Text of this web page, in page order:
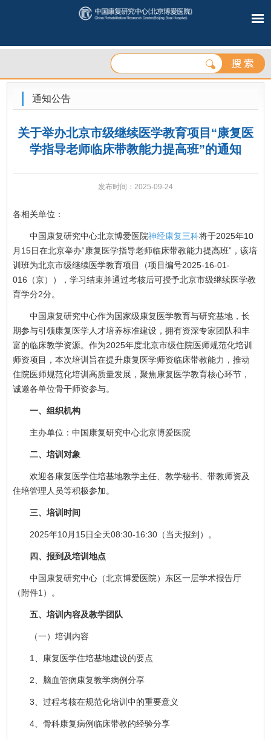
通知公告
关于举办北京市级继续医学教育项目“康复医
学指导老师临床带教能力提高班”的通知‌
发布时间：2025-09-24
各相关单位：
中国康复研究中心北京博爱医院神经康复三科将于2025年10
月15日在北京举办“康复医学指导老师临床带教能力提高班”，该培
训班为北京市级继续医学教育项目（项目编号2025-16-01-
016（京）），学习结束并通过考核后可授予北京市级继续医学教
育学分2分。
中国康复研究中心作为国家级康复医学教育与研究基地，长
期参与引领康复医学人才培养标准建设，拥有资深专家团队和丰
富的临床教学资源。作为2025年度北京市级住院医师规范化培训
师资项目，本次培训旨在提升康复医学师资临床带教能力，推动
住院医师规范化培训高质量发展，聚焦康复医学教育核心环节，
诚邀各单位骨干师资参与。
一、组织机构
主办单位：中国康复研究中心北京博爱医院
二、培训对象
欢迎各康复医学住培基地教学主任、教学秘书、带教师资及
住培管理人员等积极参加。
三、培训时间
2025年10月15日全天08:30-16:30（当天报到）。
四、报到及培训地点
中国康复研究中心（北京博爱医院）东区一层学术报告厅
（附件1）。
五、培训内容及教学团队
（一）培训内容
1、康复医学住培基地建设的要点
2、脑血管病康复教学病例分享
3、过程考核在规范化培训中的重要意义
4、骨科康复病例临床带教的经验分享